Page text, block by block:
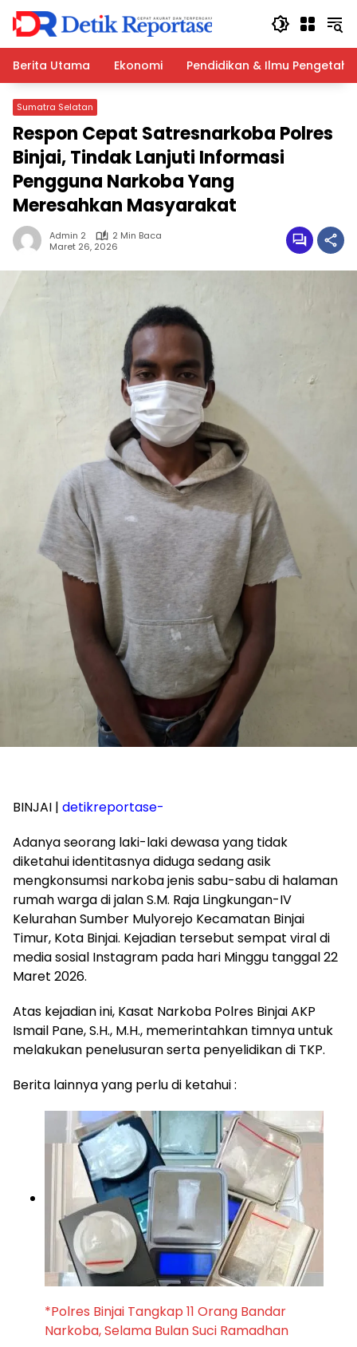
Langsung
konten
Berita Utama
Ekonomi Pendidikan & Ilmu
Sumatra Selatan
Respon Cepat Satresnarkoba Polres
Binjai, Tindak Lanjuti Informasi
Pengguna Narkoba Yang
Meresahkan Masyarakat
Admin 2
2 Min Baca
Maret 26, 2026
BINJAI | detikreportase-
Adanya seorang laki-laki dewasa yang tidak
diketahui identitasnya diduga sedang asik
mengkonsumsi narkoba jenis sabu-sabu di halaman
rumah warga di jalan S.M. Raja Lingkungan-IV
Kelurahan Sumber Mulyorejo Kecamatan Binjai
Timur, Kota Binjai. Kejadian tersebut sempat viral di
media sosial Instagram pada hari Minggu tanggal 22
Maret 2026.
Atas kejadian ini, Kasat Narkoba Polres Binjai AKP
Ismail Pane, S.H., M.H., memerintahkan timnya untuk
melakukan penelusuran serta penyelidikan di TKP.
Berita lainnya yang perlu di ketahui :
*Polres Binjai Tangkap 11 Orang Bandar
Narkoba, Selama Bulan Suci Ramadhan